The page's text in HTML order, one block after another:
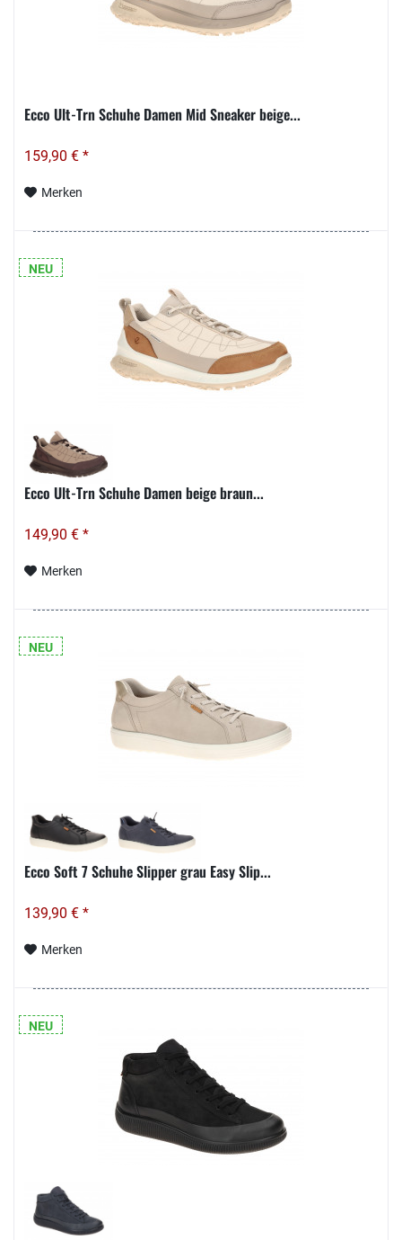
Ecco Ult-Trn Schuhe Damen Mid Sneaker beige...
159,90 € *
Merken
NEU
Ecco Ult-Trn Schuhe Damen beige braun...
149,90 € *
Merken
NEU
Ecco Soft 7 Schuhe Slipper grau Easy Slip...
139,90 € *
Merken
NEU